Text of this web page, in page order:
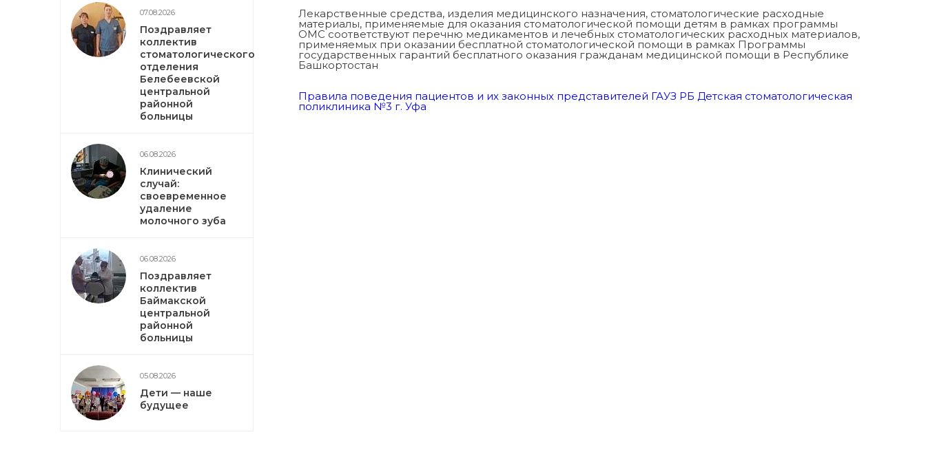
07.08.2026
Поздравляет
коллектив
стоматологического
отделения
Белебеевской
центральной
районной
больницы
06.08.2026
Клинический
случай:
своевременное
удаление
молочного зуба
06.08.2026
Поздравляет
коллектив
Баймакской
центральной
районной
больницы
05.08.2026
Дети — наше
будущее
Лекарственные средства, изделия медицинского назначения, стоматологические расходные
материалы, применяемые для оказания стоматологической помощи детям в рамках программы
ОМС соответствуют перечню медикаментов и лечебных стоматологических расходных материалов,
применяемых при оказании бесплатной стоматологической помощи в рамках Программы
государственных гарантий бесплатного оказания гражданам медицинской помощи в Республике
Башкортостан
Правила поведения пациентов и их законных представителей ГАУЗ РБ Детская стоматологическая
поликлиника №3 г. Уфа